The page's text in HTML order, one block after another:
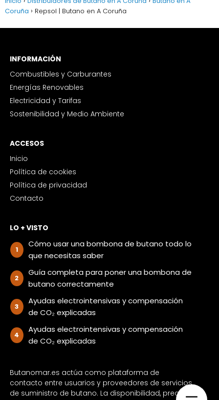
Coruña
Repsol | Butano en A Coruña
INFORMACIÓN
Combustibles y Carburantes
Energías Renovables
Electricidad y Tarifas
Sostenibilidad y Medio Ambiente
ACCESOS
Inicio
Política de cookies
Política de privacidad
Contacto
LO + VISTO
Cómo usar una bombona de butano todo lo
que necesitas saber
Guía completa para poner una bombona de
butano correctamente
Ayudas electrointensivas y compensación
de CO₂ explicadas
Ayudas electrointensivas y compensación
de CO₂ explicadas
Butanomar.es actúa como plataforma de
contacto entre usuarios y proveedores de servicios
de suministro de butano. La disponibilidad, precios